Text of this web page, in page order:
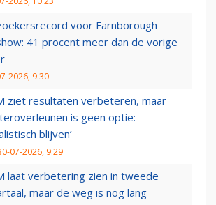
voor Farnborough
41 procent meer dan de vorige
2026, 9:30
ziet resultaten verbeteren, maar
is geen optie:
blijven’
07-2026, 9:29
laat verbetering zien in tweede
maar de weg is nog lang